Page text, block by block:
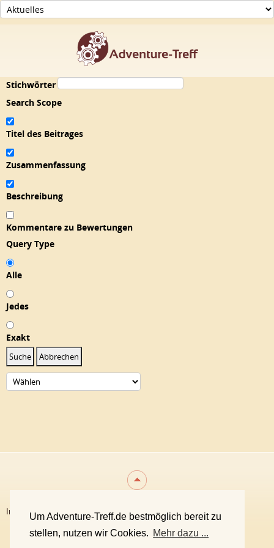
Um Adventure-Treff.de bestmöglich bereit zu
stellen, nutzen wir Cookies. Mehr dazu ...
Stichwörter
Search Scope
Titel des Beitrages
Zusammenfassung
Beschreibung
Kommentare zu Bewertungen
Query Type
Alle
Jedes
Exakt
Suche Abbrechen
Impressum Datenschutzerklärung
Bildquellen
Unsere Philosophie
Team